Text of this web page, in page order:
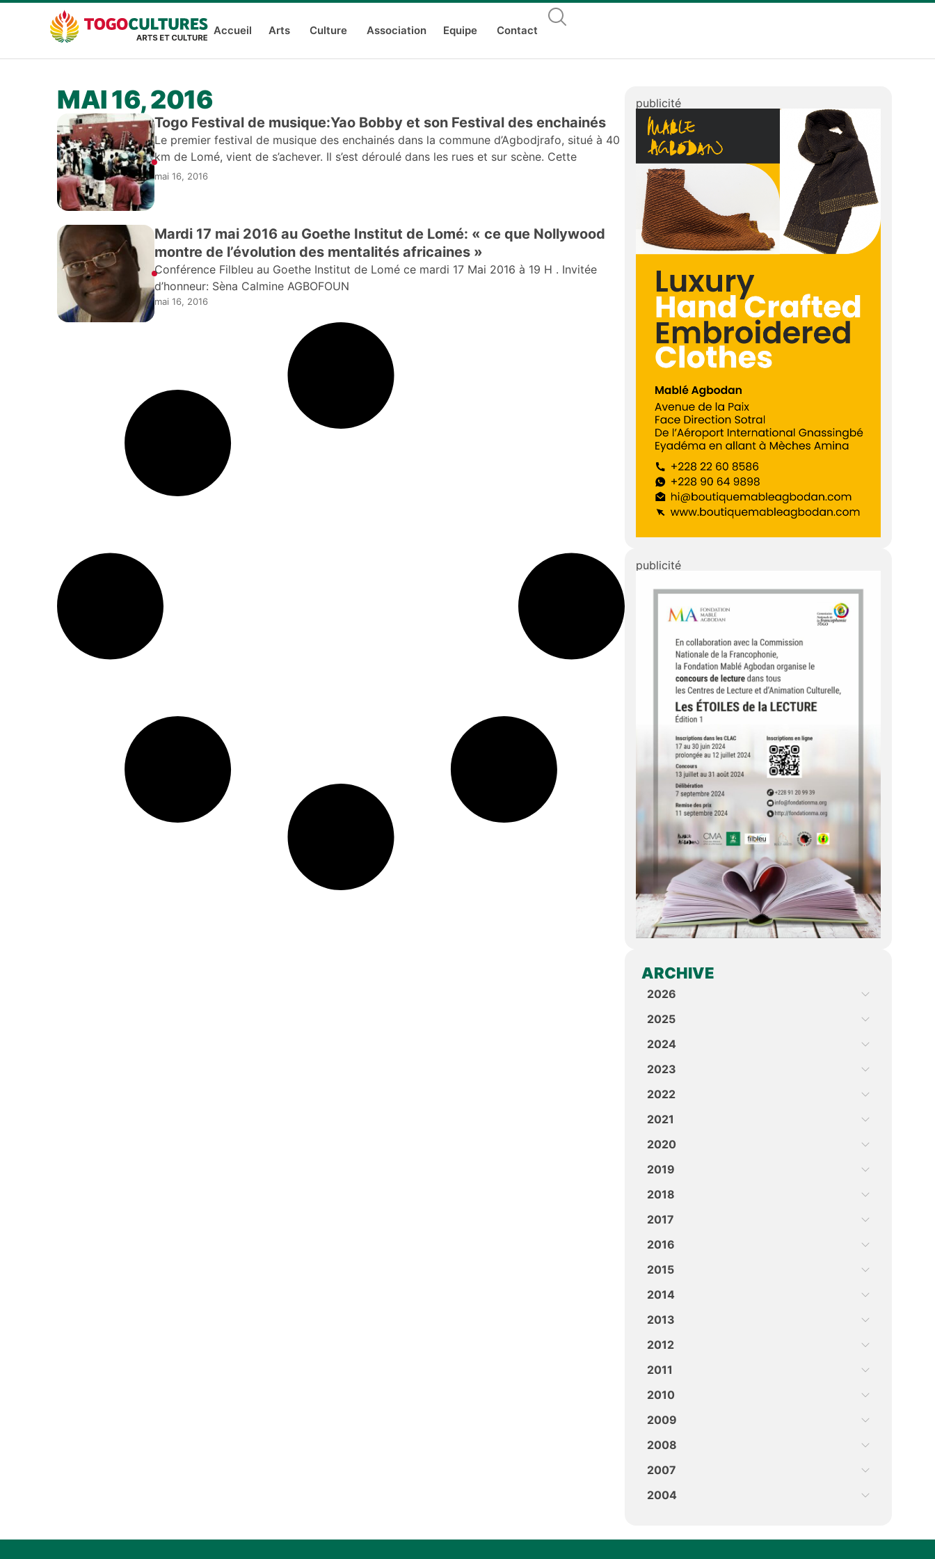
Accueil Arts Culture Association Equipe Contact
MAI 16, 2016
Togo Festival de musique:Yao Bobby et son Festival des enchainés
Le premier festival de musique des enchainés dans la commune d’Agbodjrafo, situé à 40
km de Lomé, vient de s’achever. Il s’est déroulé dans les rues et sur scène. Cette
mai 16, 2016
Mardi 17 mai 2016 au Goethe Institut de Lomé: « ce que Nollywood
montre de l’évolution des mentalités africaines »
Conférence Filbleu au Goethe Institut de Lomé ce mardi 17 Mai 2016 à 19 H . Invitée
d’honneur: Sèna Calmine AGBOFOUN
mai 16, 2016
publicité
publicité
ARCHIVE
2026
2025
2024
2023
2022
2021
2020
2019
2018
2017
2016
2015
2014
2013
2012
2011
2010
2009
2008
2007
2004